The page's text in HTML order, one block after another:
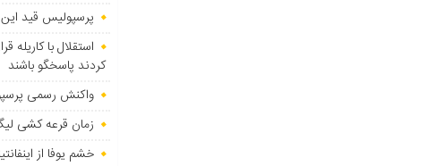
پرسپولیس قید این ۲ ستاره را زد!
استقلال با
کردند پاسخگو باشند
واکنش رسمی
زمان قرعه
خشم یوفا از